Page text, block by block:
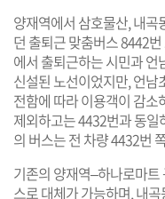
양재역에서 삼호물산, 내
던 출퇴근 맞춤버스 8442
에서 출퇴근하는 시민과
신설된 노선이었지만, 언
전함에 따라 이용객이 감
제외하고는 4432번과 동일
의 버스는 전 차량 4432번
기존의 양재역–하나로마
스로 대체가 가능하며, 내